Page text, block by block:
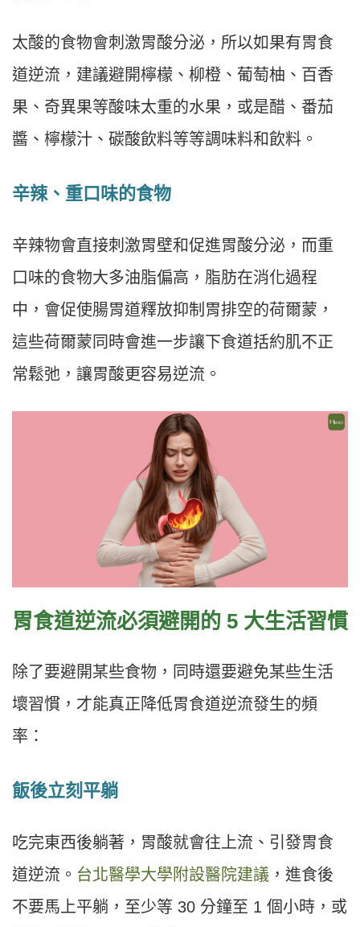
太酸的食物會刺激胃酸分泌，所以如果有胃食
道逆流，建議避開檸檬、柳橙、葡萄柚、百香
果、奇異果等酸味太重的水果，或是醋、番茄
醬、檸檬汁、碳酸飲料等等調味料和飲料。
辛辣、重口味的食物
辛辣物會直接刺激胃壁和促進胃酸分泌，而重
口味的食物大多油脂偏高，脂肪在消化過程
中，會促使腸胃道釋放抑制胃排空的荷爾蒙，
這些荷爾蒙同時會進一步讓下食道括約肌不正
常鬆弛，讓胃酸更容易逆流。
胃食道逆流必須避開的 5 大生活習慣
除了要避開某些食物，同時還要避免某些生活
壞習慣，才能真正降低胃食道逆流發生的頻
率：
飯後立刻平躺
吃完東西後躺著，胃酸就會往上流、引發胃食
道逆流。 台北醫學大學附設醫院建議 ，進食後
不要馬上平躺，至少等 30 分鐘至 1 個小時，或